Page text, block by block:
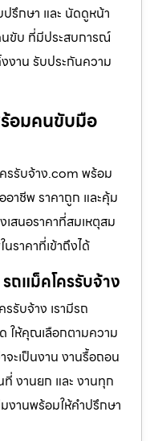
ปรึกษา และ นัดดูหน้า
นขับ ที่มีประสบการณ์
งาน รับประกันความ
ร้อมคนขับมือ
ครรับจ้าง.com พร้อม
าชีพ ราคาถูก และคุ้ม
เสนอราคาที่สมเหตุสม
ราคาที่เข้าถึงได้
ถแม็คโครรับจ้าง
รับจ้าง เรามีรถ
ให้คุณเลือกตามความ
ะเป็นงาน งานรื้อถอน
งานยก และ งานทุก
งานพร้อมให้คำปรึกษา